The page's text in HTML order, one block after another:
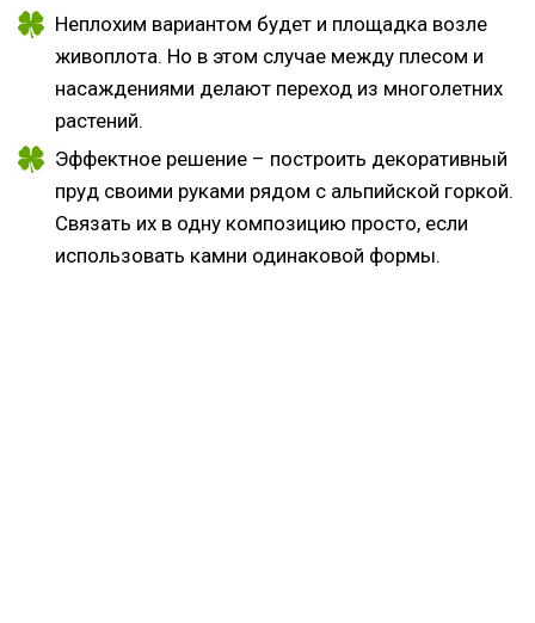
Неплохим вариантом будет и площадка возле
живоплота. Но в этом случае между плесом и
насаждениями делают переход из многолетних
растений.
Эффектное решение – построить декоративный
пруд своими руками рядом с альпийской горкой.
Связать их в одну композицию просто, если
использовать камни одинаковой формы.